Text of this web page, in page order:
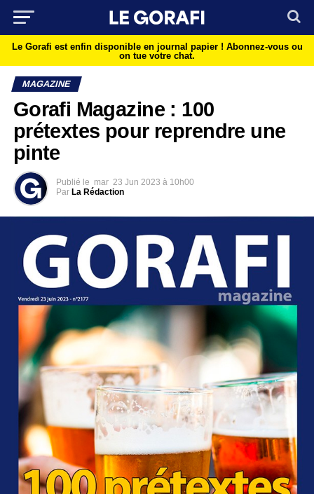
Le Gorafi est enfin disponible en journal papier ! Abonnez-vous ou
on tue votre chat.
MAGAZINE
Gorafi Magazine : 100
prétextes pour reprendre une
pinte
Publié le mar 23 Jun 2023 à 10h00
Par La Rédaction